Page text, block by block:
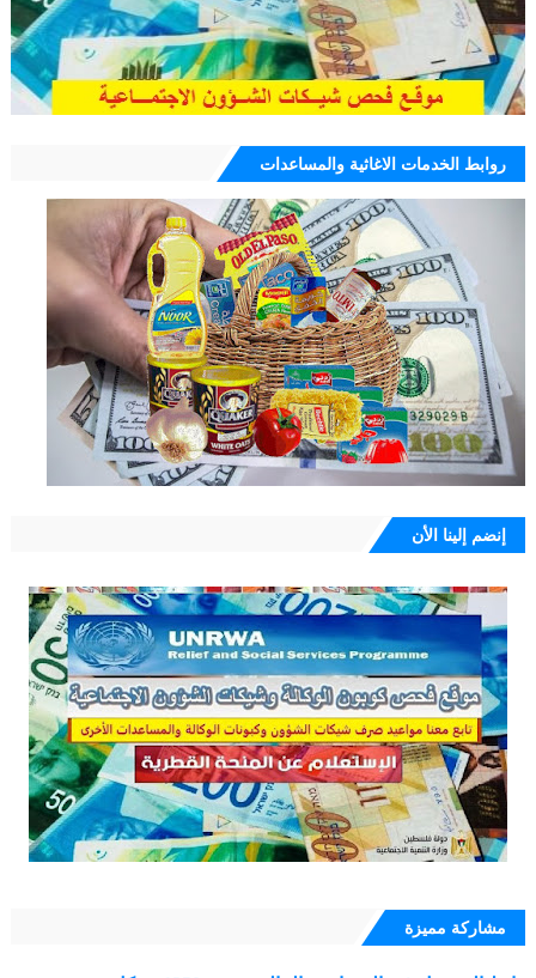
روابط الخدمات الاغاثية والمساعدات
إنضم إلينا الأن
مشاركة مميزة